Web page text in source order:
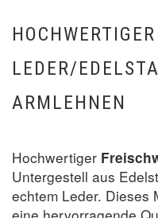
LEDER/
ARMLEHNEN
Hochwertiger
Untergestell aus
echtem Leder. Dieses